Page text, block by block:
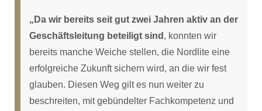
„Da wir bereits seit gut zwei Jahren aktiv an der
Geschäftsleitung beteiligt sind , konnten wir
bereits manche Weiche stellen, die Nordlite eine
erfolgreiche Zukunft sichern wird, an die wir fest
glauben. Diesen Weg gilt es nun weiter zu
beschreiten, mit gebündelter Fachkompetenz und